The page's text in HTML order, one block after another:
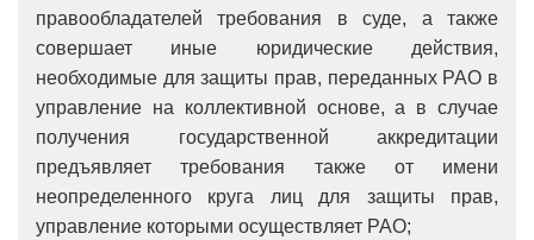
правообладателей требования в суде, а также
совершает иные юридические действия,
необходимые для защиты прав, переданных РАО в
управление на коллективной основе, а в случае
получения государственной аккредитации
предъявляет требования также от имени
неопределенного круга лиц для защиты прав,
управление которыми осуществляет РАО;